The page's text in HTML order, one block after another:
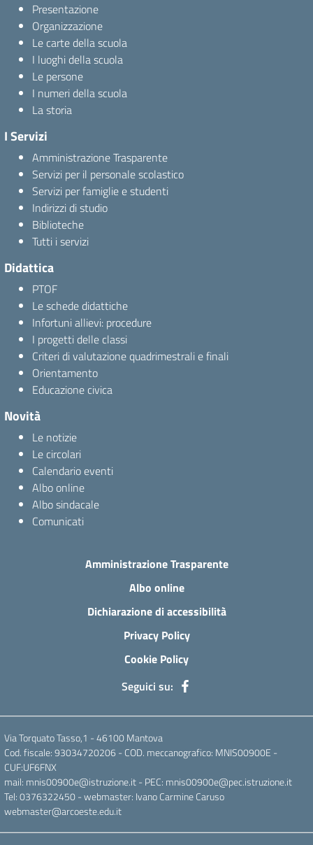
Presentazione
Organizzazione
Le carte della scuola
I luoghi della scuola
Le persone
I numeri della scuola
La storia
I Servizi
Amministrazione Trasparente
Servizi per il personale scolastico
Servizi per famiglie e studenti
Indirizzi di studio
Biblioteche
Tutti i servizi
Didattica
PTOF
Le schede didattiche
Infortuni allievi: procedure
I progetti delle classi
Criteri di valutazione quadrimestrali e finali
Orientamento
Educazione civica
Novità
Le notizie
Le circolari
Calendario eventi
Albo online
Albo sindacale
Comunicati
Amministrazione Trasparente
Albo online
Dichiarazione di accessibilità
Privacy Policy
Cookie Policy
Seguici su:
Via Torquato Tasso,1 - 46100 Mantova
Cod. fiscale: 93034720206 - COD. meccanografico: MNIS00900E -
CUF:UF6FNX
mail: mnis00900e@istruzione.it - PEC: mnis00900e@pec.istruzione.it
Tel: 0376322450 - webmaster: Ivano Carmine Caruso
webmaster@arcoeste.edu.it